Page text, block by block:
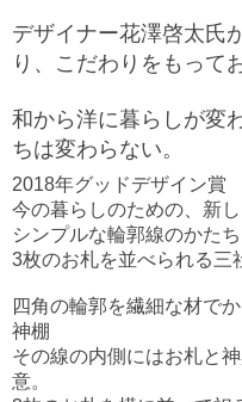
デザイナー花澤啓太氏
り、こだわりをもって
和から洋に暮らしが変
ちは変わらない。
2018年グッドデザイン賞
今の暮らしのための、新し
シンプルな輪郭線のかたち
3枚のお札を並べられる三
四角の輪郭を繊細な材で
神棚
その線の内側にはお札と
意。